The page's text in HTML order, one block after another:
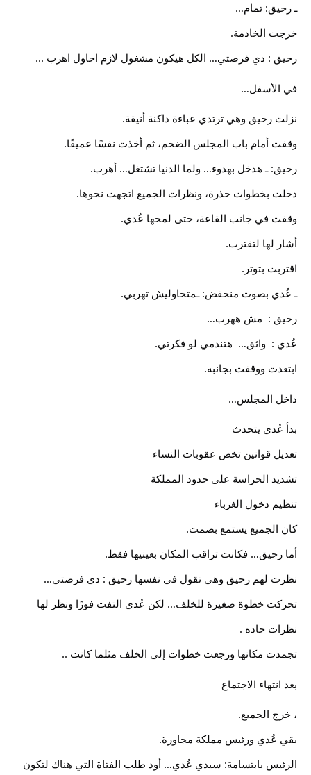
ـ رحيق: تمام…
خرجت الخادمة.
رحيق : دي فرصتي… الكل هيكون مشغول لازم احاول اهرب ...
في الأسفل…
نزلت رحيق وهي ترتدي عباءة داكنة أنيقة.
وقفت أمام باب المجلس الضخم، ثم أخذت نفسًا عميقًا.
رحيق: ـ هدخل بهدوء… ولما الدنيا تشتغل… أهرب.
دخلت بخطوات حذرة، ونظرات الجميع اتجهت نحوها.
وقفت في جانب القاعة، حتى لمحها عُدي.
أشار لها لتقترب.
اقتربت بتوتر.
ـ عُدي بصوت منخفض: ـمتحاوليش تهربي.
رحيق :  مش ههرب…
عُدي :  واثق…  هتندمي لو فكرتي.
ابتعدت ووقفت بجانبه.
داخل المجلس…
بدأ عُدي يتحدث
تعديل قوانين تخص عقوبات النساء
تشديد الحراسة على حدود المملكة
تنظيم دخول الغرباء
كان الجميع يستمع بصمت.
أما رحيق… فكانت تراقب المكان بعينيها فقط.
نظرت لهم رحيق وهي تقول في نفسها رحيق : دي فرصتي…
نظرات حاده .
تجمدت مكانها ورجعت خطوات إلي الخلف مثلما كانت ..
بعد انتهاء الاجتماع
، خرج الجميع.
بقي عُدي ورئيس مملكة مجاورة.